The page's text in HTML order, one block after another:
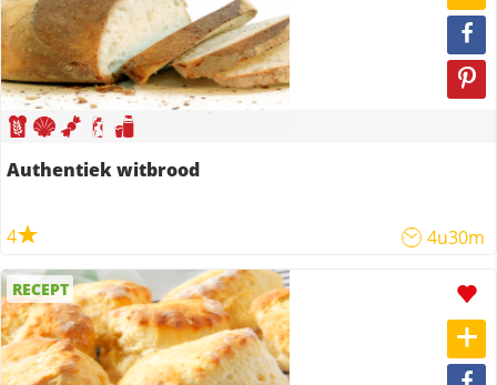
Authentiek witbrood
4 4u30m
RECEPT